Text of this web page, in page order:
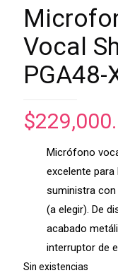
Vocal
PGA48-
$
Micrófono
excelente para
suministra con
(a elegir). De
acabado
interruptor de
Sin existencias